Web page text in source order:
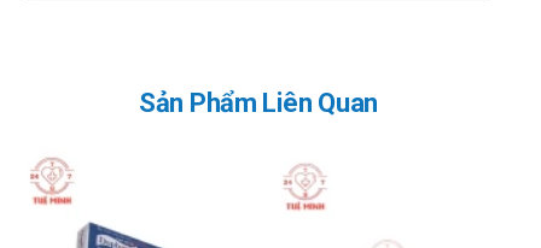
Bất thường về các xét nghiệm đánh giá chức năng
máu, vàng da, đi ngoài phân đen, loét chảy máu
hoặc thủng dạ dày, nôn; viêm cầu thận, đái máu,
viêm thận kẽ, hội chứng thận hư; giảm bạch cầu hạt,
Sản Phẩm Liên Quan